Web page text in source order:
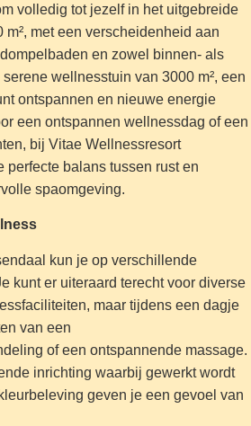
volledig tot jezelf in het uitgebreide
met een verscheidenheid aan
en zowel binnen- als
wellnesstuin van 3000 m², een
ontspannen en nieuwe energie
een ontspannen wellnessdag of een
bij Vitae Wellnessresort
perfecte balans tussen rust en
spaomgeving.
kun je op verschillende
kunt er uiteraard terecht voor diverse
maar tijdens een dagje
van een
of een ontspannende massage.
inrichting waarbij gewerkt wordt
geven je een gevoel van